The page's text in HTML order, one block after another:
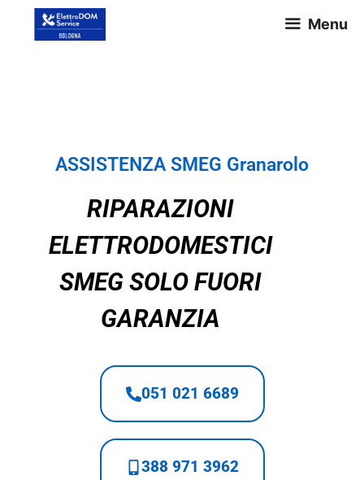
Menu
ASSISTENZA SMEG Granarolo
RIPARAZIONI
ELETTRODOMESTICI
SMEG SOLO FUORI
GARANZIA
051 021 6689
388 971 3962